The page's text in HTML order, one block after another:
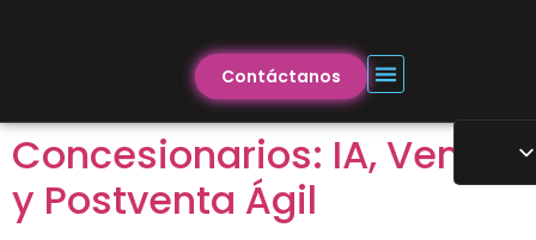
Contáctanos
Concesionarios: IA, Ventas
y Postventa Ágil